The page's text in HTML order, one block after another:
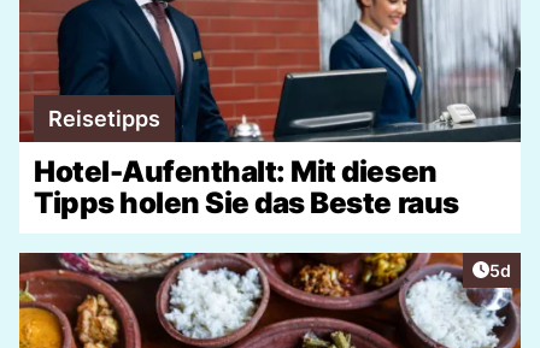
Reisetipps
Hotel-Aufenthalt: Mit diesen
Tipps holen Sie das Beste raus
5d